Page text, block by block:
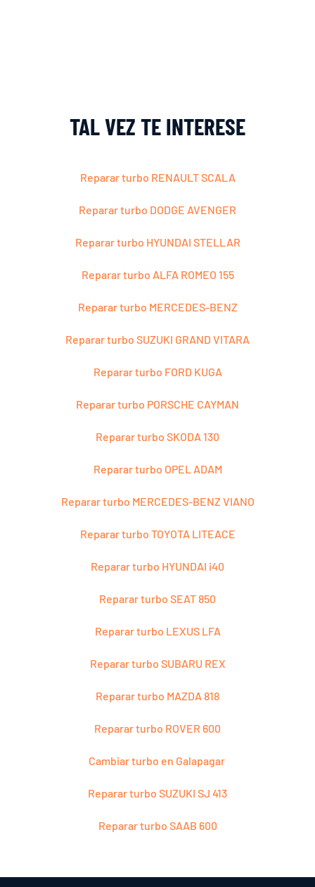
TAL VEZ TE INTERESE
Reparar turbo RENAULT SCALA
Reparar turbo DODGE AVENGER
Reparar turbo HYUNDAI STELLAR
Reparar turbo ALFA ROMEO 155
Reparar turbo MERCEDES-BENZ
Reparar turbo SUZUKI GRAND VITARA
Reparar turbo FORD KUGA
Reparar turbo PORSCHE CAYMAN
Reparar turbo SKODA 130
Reparar turbo OPEL ADAM
Reparar turbo MERCEDES-BENZ VIANO
Reparar turbo TOYOTA LITEACE
Reparar turbo HYUNDAI i40
Reparar turbo SEAT 850
Reparar turbo LEXUS LFA
Reparar turbo SUBARU REX
Reparar turbo MAZDA 818
Reparar turbo ROVER 600
Cambiar turbo en Galapagar
Reparar turbo SUZUKI SJ 413
Reparar turbo SAAB 600